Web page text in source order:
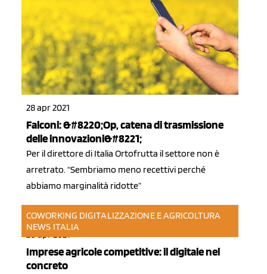
28 apr 2021
Falconi: &#8220;Op, catena di trasmissione
delle innovazioni&#8221;
Per il direttore di Italia Ortofrutta il settore non è
arretrato. “Sembriamo meno recettivi perché
abbiamo marginalità ridotte”
COWORKING DIGITALIZZAZIONE E AGRICOLTURA
NEWS ITALIA
20 apr 2021
Imprese agricole competitive: il digitale nel
concreto